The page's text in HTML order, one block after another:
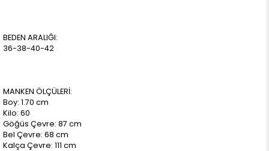
BEDEN ARALIĞI:
36-38-40-42
MANKEN ÖLÇÜLERİ:
Boy: 1.70 cm
Kilo: 60
Göğüs Çevre: 87 cm
Bel Çevre: 68 cm
Kalça Çevre: 111 cm